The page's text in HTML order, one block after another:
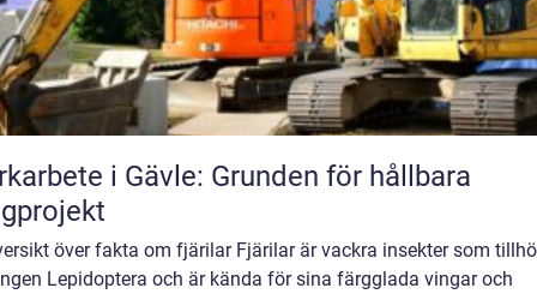
i Gävle: Grunden för hållbara
över fakta om fjärilar Fjärilar är vackra insekter som
Lepidoptera och är kända för sina färgglada vingar och